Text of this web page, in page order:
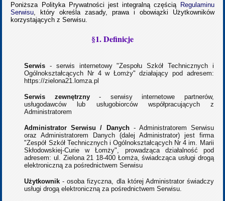
Poniższa Polityka Prywatności jest integralną częścią
Regulaminu
Serwisu , który określa zasady, prawa i obowiązki Użytkowników
korzystających z Serwisu.
§1. Definicje
Serwis - serwis internetowy "Zespołu Szkół Technicznych i
Ogólnokształcących Nr 4 w Łomży" działający pod adresem:
https://zielona21.lomza.pl
Serwis zewnętrzny- serwisy internetowe partnerów,
usługodawców lub usługobiorców współpracujących z
Administratorem
Administrator Serwisu / Danych- Administratorem Serwisu
oraz Administratorem Danych (dalej Administrator) jest firma
"Zespół Szkół Technicznych i Ogólnokształcących Nr 4 im. Marii
Skłodowskiej-Curie w Łomży", prowadząca działalność pod
adresem: ul. Zielona 21 18-400 Łomża, świadcząca usługi drogą
elektroniczną za pośrednictwem Serwisu
Użytkownik - osoba fizyczna, dla której Administrator świadczy
usługi drogą elektroniczną za pośrednictwem Serwisu.